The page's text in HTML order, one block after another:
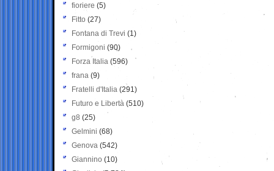
fioriere (5)
Fitto (27)
Fontana di Trevi (1)
Formigoni (90)
Forza Italia (596)
frana (9)
Fratelli d'Italia (291)
Futuro e Libertà (510)
g8 (25)
Gelmini (68)
Genova (542)
Giannino (10)